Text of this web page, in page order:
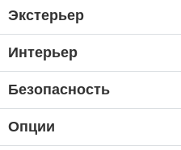
Экстерьер
Интерьер
Безопасность
Опции